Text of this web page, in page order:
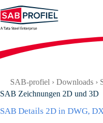
Inhalt
springen
SAB-profiel › Downloads ›
SAB Zeichnungen 2D und 3D
SAB Details 2D in DWG,